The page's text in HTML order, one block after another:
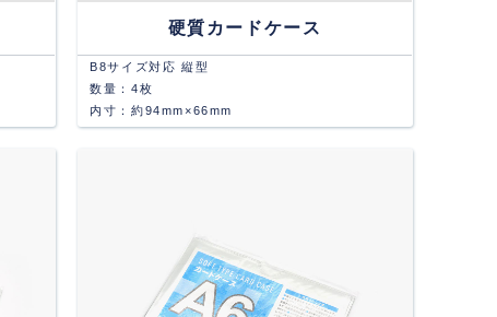
硬質カードケース
B8サイズ対応 縦型
数量：4枚
内寸：約94mm×66mm